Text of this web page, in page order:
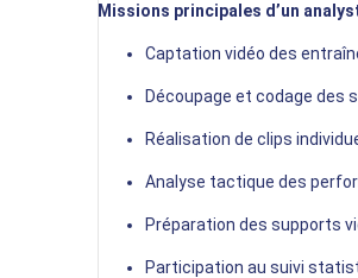
Missions principales d’un
Captation vidéo des
Découpage et codage des
Réalisation de clips
Analyse tactique des
Préparation des supports
Participation au suivi